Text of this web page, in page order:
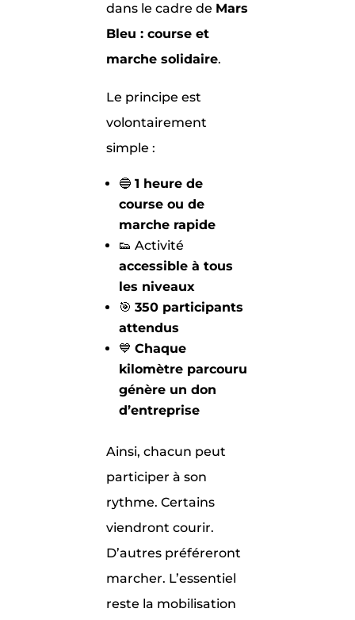
dans le cadre de Mars
Bleu : course et
marche solidaire.
Le principe est
volontairement
simple :
🔵1 heure de
course ou de
marche rapide
👟 Activité
accessible à tous
les niveaux
🎯350 participants
attendus
💙Chaque
kilomètre parcouru
génère un don
d’entreprise
Ainsi, chacun peut
participer à son
rythme. Certains
viendront courir.
D’autres préféreront
marcher. L’essentiel
reste la mobilisation